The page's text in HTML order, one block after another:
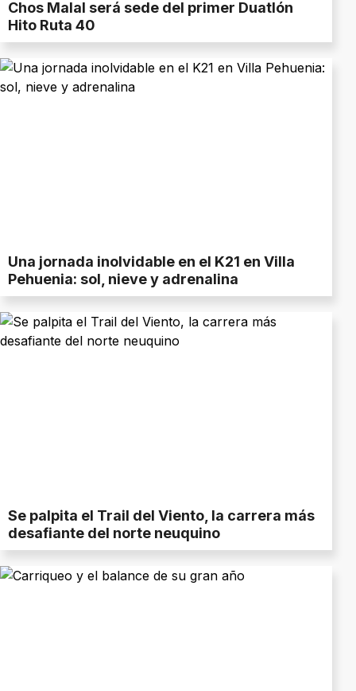
Chos Malal será sede del primer Duatlón
Hito Ruta 40
Una jornada inolvidable en el K21 en Villa
Pehuenia: sol, nieve y adrenalina
Se palpita el Trail del Viento, la carrera más
desafiante del norte neuquino